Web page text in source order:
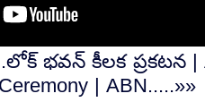
భవన్ కీలక ప్రకటన |
| ABN.....»»